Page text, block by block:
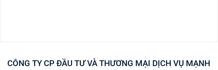
CÔNG TY CP ĐẦU TƯ VÀ THƯƠNG MẠI DỊCH VỤ MẠNH